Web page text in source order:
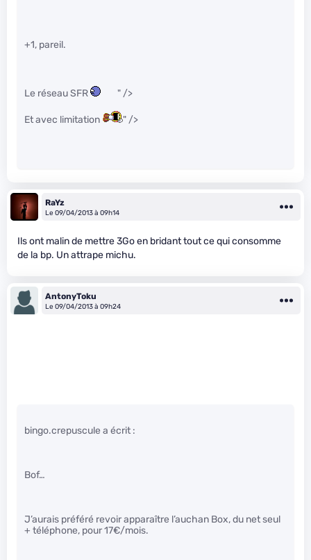
+1, pareil.
Le réseau SFR " />
Et avec limitation " />
RaYz
Le 09/04/2013 à 09h14
Ils ont malin de mettre 3Go en bridant tout ce qui consomme
de la bp. Un attrape michu.
AntonyToku
Le 09/04/2013 à 09h24
bingo.crepuscule a écrit :
Bof…
J’aurais préféré revoir apparaître l’auchan Box, du net seul
+ téléphone, pour 17€/mois.